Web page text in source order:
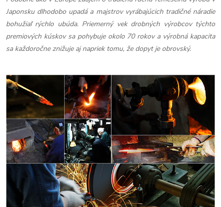
Japonsku dlhodobo upadá a majstrov vyrábajúcich tradičné náradie
bohužiaľ rýchlo ubúda. Priemerný vek drobných výrobcov týchto
premiových kúskov sa pohybuje okolo 70 rokov a výrobná kapacita
sa každoročne znižuje aj napriek tomu, že dopyt je obrovský.